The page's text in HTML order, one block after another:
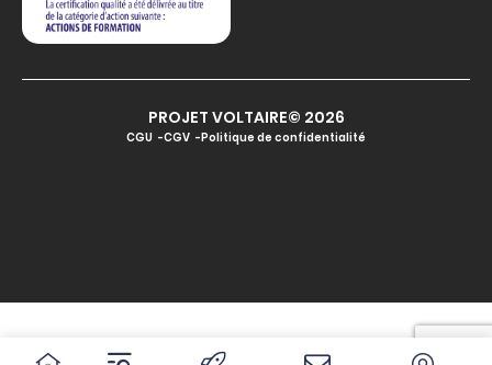
PROJET VOLTAIRE© 2026
CGU CGV Politique de confidentialité